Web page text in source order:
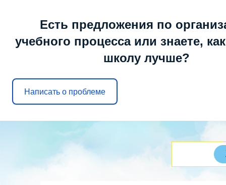
МОБУ ООШ № 6
г. Арсеньев
Есть предложения по
учебного процесса или знаете,
школу лучше?
Написать о проблеме